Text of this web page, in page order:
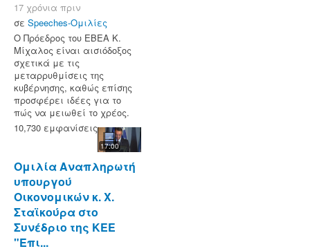
17 χρόνια πριν
σε Speeches-Ομιλίες
Ο Πρόεδρος του ΕΒΕΑ Κ.
Μίχαλος είναι αισιόδοξος
σχετικά με τις
μεταρρυθμίσεις της
κυβέρνησης, καθώς επίσης
προσφέρει ιδέες για το
πώς να μειωθεί το χρέος.
10,730 εμφανίσεις
17:00
Ομιλία Αναπληρωτή
υπουργού
Οικονομικών κ. Χ.
Σταϊκούρα στο
Συνέδριο της ΚΕΕ
"Επι...